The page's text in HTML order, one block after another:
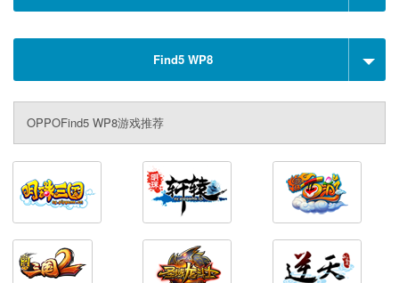
Find5 WP8
OPPOFind5 WP8游戏推荐